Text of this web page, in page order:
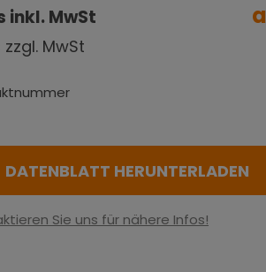
inkl. MwSt
zzgl. MwSt
DATENBLATT HERUNTERLADEN
Sie uns für nähere Infos!